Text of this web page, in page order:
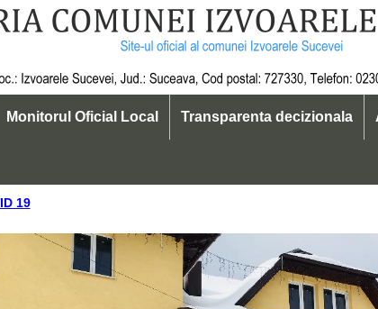
Monitorul Oficial Local Transparenta decizionala
COVID 19